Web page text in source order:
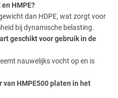
HMPE?
dan HDPE, wat zorgt voor
bij dynamische belasting.
geschikt voor gebruik in de
nauwelijks vocht op en is
HMPE500 platen in het